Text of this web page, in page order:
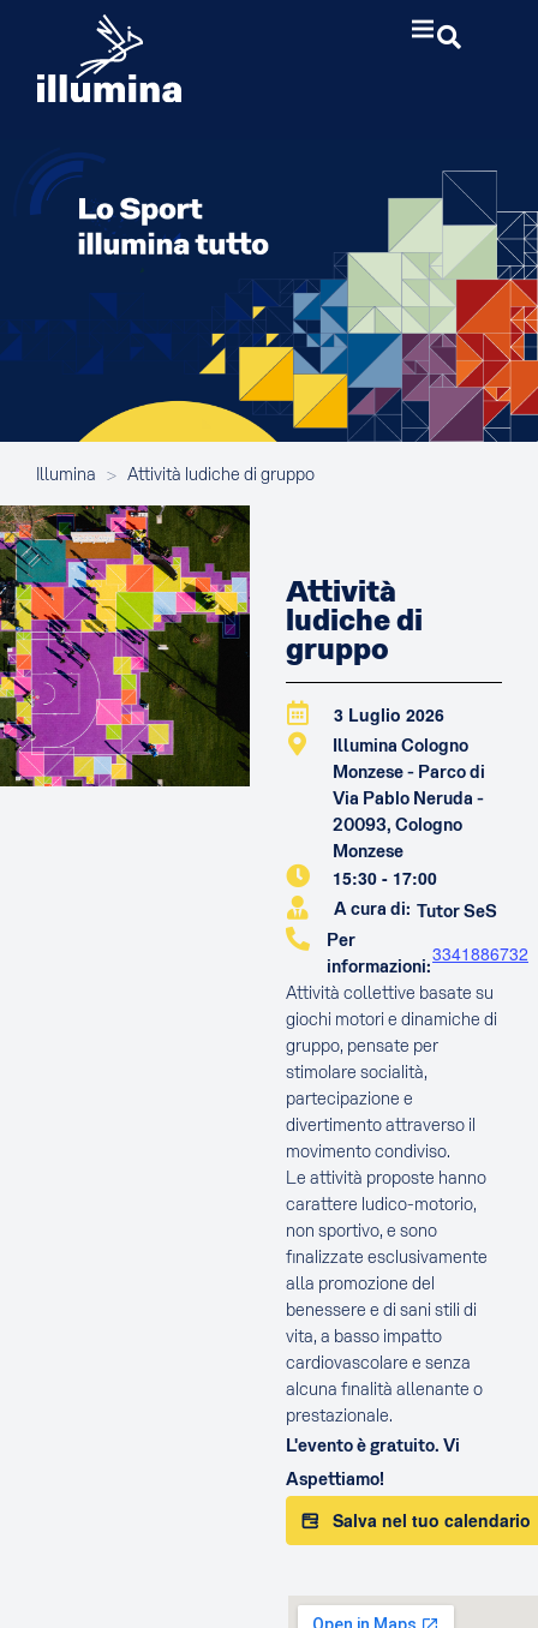
Illumina > Attività ludiche di gruppo
Attività
ludiche di
gruppo
3 Luglio 2026
Illumina Cologno
Monzese - Parco di
Via Pablo Neruda -
20093, Cologno
Monzese
15:30 - 17:00
A cura di: Tutor SeS
Per
informazioni:
3341886732
Attività collettive basate su
giochi motori e dinamiche di
gruppo, pensate per
stimolare socialità,
partecipazione e
divertimento attraverso il
movimento condiviso.
Le attività proposte hanno
carattere ludico-motorio,
non sportivo, e sono
finalizzate esclusivamente
alla promozione del
benessere e di sani stili di
vita, a basso impatto
cardiovascolare e senza
alcuna finalità allenante o
prestazionale.
L'evento è gratuito. Vi
Aspettiamo!
Salva nel tuo calendario